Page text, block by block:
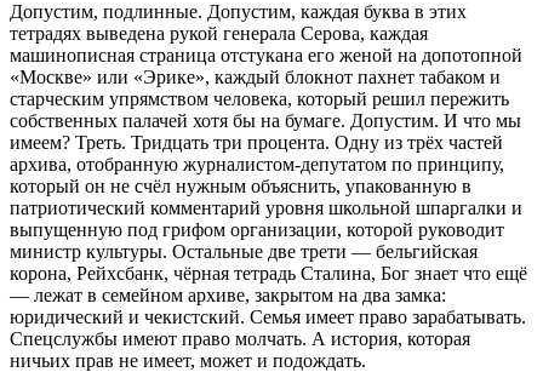
Допустим, подлинные. Допустим, каждая буква в этих
тетрадях выведена рукой генерала Серова, каждая
машинописная страница отстукана его женой на допотопной
«Москве» или «Эрике», каждый блокнот пахнет табаком и
старческим упрямством человека, который решил пережить
собственных палачей хотя бы на бумаге. Допустим. И что мы
имеем? Треть. Тридцать три процента. Одну из трёх частей
архива, отобранную журналистом-депутатом по принципу,
который он не счёл нужным объяснить, упакованную в
патриотический комментарий уровня школьной шпаргалки и
выпущенную под грифом организации, которой руководит
министр культуры. Остальные две трети — бельгийская
корона, Рейхсбанк, чёрная тетрадь Сталина, Бог знает что ещё
— лежат в семейном архиве, закрытом на два замка:
юридический и чекистский. Семья имеет право зарабатывать.
Спецслужбы имеют право молчать. А история, которая
ничьих прав не имеет, может и подождать.